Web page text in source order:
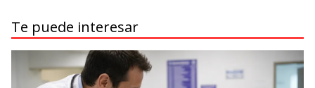
Te puede interesar